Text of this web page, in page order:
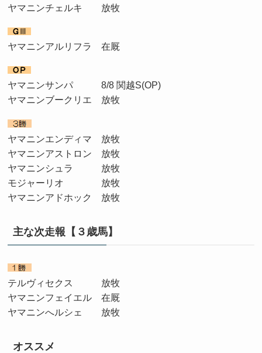
ヤマニンチェルキ 放牧
ヤマニンアルリフラ 在厩
ヤマニンサンパ 8/8 関越S(OP)
ヤマニンブークリエ 放牧
ヤマニンエンディマ 放牧
ヤマニンアストロン 放牧
ヤマニンシュラ 放牧
モジャーリオ 放牧
ヤマニンアドホック 放牧
主な次走報【３歳馬】
テルヴィセクス 放牧
ヤマニンフェイエル 在厩
ヤマニンへルシェ 放牧
オススメ